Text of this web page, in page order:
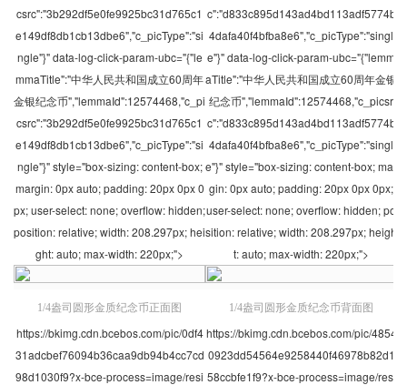
csrc":"3b292df5e0fe9925bc31d765c1
e149df8db1cb13dbe6","c_picType":"si
ngle"}" data-log-click-param-ubc="{"le
mmaTitle":"中华人民共和国成立60周年
金银纪念币","lemmaId":12574468,"c_pi
csrc":"3b292df5e0fe9925bc31d765c1
e149df8db1cb13dbe6","c_picType":"si
ngle"}" style="box-sizing: content-box;
margin: 0px auto; padding: 20px 0px 0
px; user-select: none; overflow: hidden;
position: relative; width: 208.297px; hei
ght: auto; max-width: 220px;">
1/4盎司圆形金质纪念币正面图
c":"d833c895d143ad4bd113adf5774b
4dafa40f4bfba8e6","c_picType":"singl
e"}" data-log-click-param-ubc="{"lemm
aTitle":"中华人民共和国成立60周年金银
纪念币","lemmaId":12574468,"c_picsr
c":"d833c895d143ad4bd113adf5774b
4dafa40f4bfba8e6","c_picType":"singl
e"}" style="box-sizing: content-box; mar
gin: 0px auto; padding: 20px 0px 0px;
user-select: none; overflow: hidden; po
sition: relative; width: 208.297px; heigh
t: auto; max-width: 220px;">
1/4盎司圆形金质纪念币背面图
https://bkimg.cdn.bcebos.com/pic/0df4
31adcbef76094b36caa9db94b4cc7cd
98d1030f9?x-bce-process=image/resi
https://bkimg.cdn.bcebos.com/pic/4854
0923dd54564e9258440f46978b82d1
58ccbfe1f9?x-bce-process=image/resi